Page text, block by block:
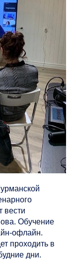
вести
Обучение
офлайн.
проходить в
дни.